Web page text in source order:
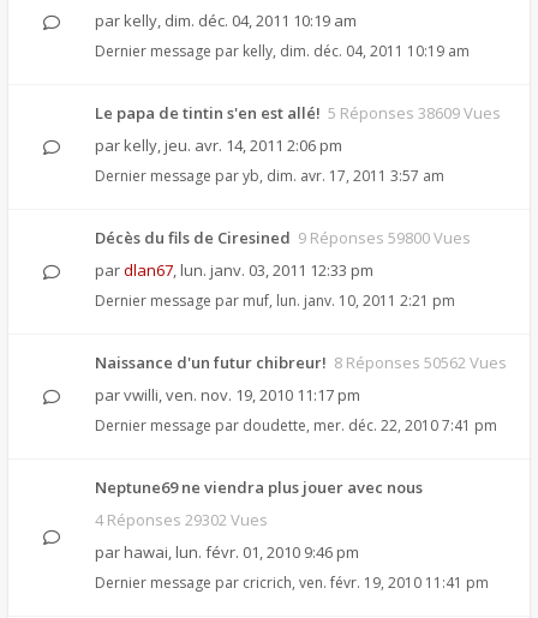
par kelly, dim. déc. 04, 2011 10:19 am
Dernier message par kelly, dim. déc. 04, 2011 10:19 am
Le papa de tintin s'en est allé! 5 Réponses 38609 Vues
par kelly, jeu. avr. 14, 2011 2:06 pm
Dernier message paryb, dim. avr. 17, 2011 3:57 am
Décès du fils de Ciresined 9 Réponses 59800 Vues
pardlan67, lun. janv. 03, 2011 12:33 pm
Dernier message par muf, lun. janv. 10, 2011 2:21 pm
Naissance d'un futur chibreur! 8 Réponses 50562 Vues
parvwilli,ven. nov. 19, 2010 11:17 pm
Dernier message par doudette, mer. déc. 22, 2010 7:41 pm
Neptune69 ne viendra plus jouer avec nous
4 Réponses 29302 Vues
par hawai, lun. févr. 01, 2010 9:46 pm
Dernier message par cricrich, ven. févr. 19, 2010 11:41 pm